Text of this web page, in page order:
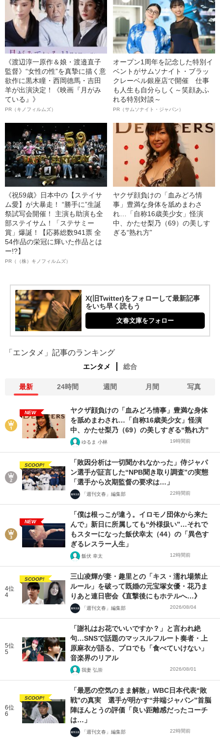
《渡辺淳一原作＆娘・渡邉直子
監督》“女性の性”を真摯に描く意
欲作に黒木瞳・西岡德馬・吉田
羊が出演決定！《映画『月がみ
ている』》
PR（キノフィルムズ）
オープン1周年を記念した特別イ
ベントがサムソナイト・ブラッ
クレーベル銀座店で開催 仕事
も人生も自分らしく～笑顔あふ
れる特別対談～
PR（サムソナイト・ジャパン）
《祝59歳》日本中の【ステイサ
ム愛】が大暴走！ “勝手に”生誕
祭試写会開催！ 主演も助演も全
部ステイサム！「ステサミー
賞」爆誕！【応募総数941票 全
54作品の栄冠に輝いた作品とは
ー!?】
PR（（株）キノフィルムズ）
ヤクザ顔負けの「血みどろ情
事」豊満な身体を舐めまわさ
れ…「自称16歳美少女」怪演
中、かたせ梨乃（69）の美しす
ぎる“熟れ方”
X(旧Twitter)をフォローして最新記事
をいち早く読もう
文春文庫をフォロー
「エンタメ」記事のランキング
エンタメ 総合
最新 24時間 週間 月間 写真
NEW
ヤクザ顔負けの「血みどろ情事」豊満な身体
を舐めまわされ…「自称16歳美少女」怪演
中、かたせ梨乃（69）の美しすぎる“熟れ方”
ゆるま 小林 19時間前
SCOOP!
「敗因分析は一切聞かれなかった」侍ジャパ
ン選手が証言した“NPB聞き取り調査”の実態
「選手から次期監督の要求は…」
「週刊文春」編集部 22時間前
NEW
「僕は根っこが違う。イロモノ団体から来た
んで」新日に所属しても“外様扱い”…それで
もスターになった飯伏幸太（44）の「異色す
ぎるレスラー人生」
飯伏 幸太 12時間前
4位
4
SCOOP!
三山凌輝が妻・趣里との「キス・濡れ場禁止
ルール」を破って既婚の元宝塚女優・花乃ま
りあと連日密会《直撃後にもホテルへ…》
「週刊文春」編集部 2026/08/04
5位
5
「謝礼はお花でいいですか？」と言われ絶
句…SNSで話題のマッスルフルート奏者・上
原麻衣が語る、プロでも「食べていけない」
音楽界のリアル
我妻 弘崇 2026/08/01
6位
6
SCOOP!
「最悪の空気のまま解散」WBC日本代表“敗
戦”の真実 選手が明かす“井端ジャパン”首脳
陣ほんとうの評価「良い距離感だったコーチ
は…」
「週刊文春」編集部 22時間前